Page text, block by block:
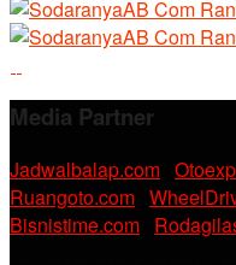
Media Partner
Jadwalbalap.com
Ruangoto.com
Bisnistime.com